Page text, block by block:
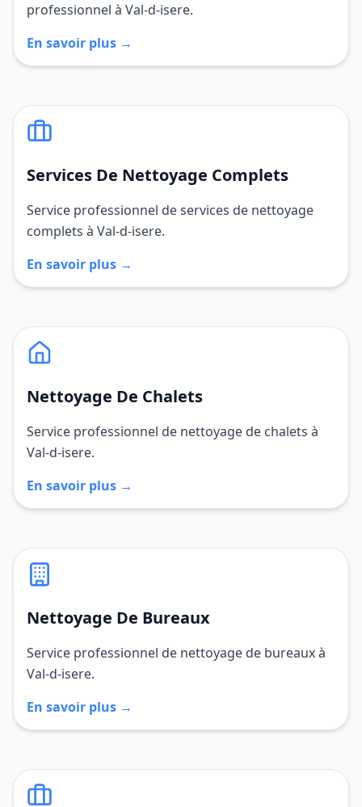
professionnel à Val-d-isere.
En savoir plus →
Services De Nettoyage Complets
Service professionnel de services de nettoyage
complets à Val-d-isere.
En savoir plus →
Nettoyage De Chalets
Service professionnel de nettoyage de chalets à
Val-d-isere.
En savoir plus →
Nettoyage De Bureaux
Service professionnel de nettoyage de bureaux à
Val-d-isere.
En savoir plus →